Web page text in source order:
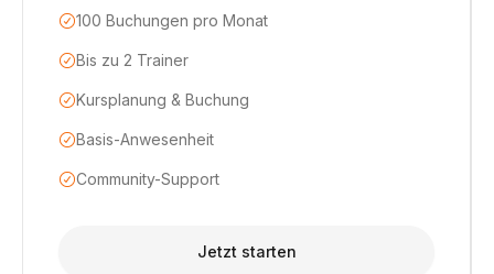
100 Buchungen pro Monat
Bis zu 2 Trainer
Kursplanung & Buchung
Basis-Anwesenheit
Community-Support
Jetzt starten